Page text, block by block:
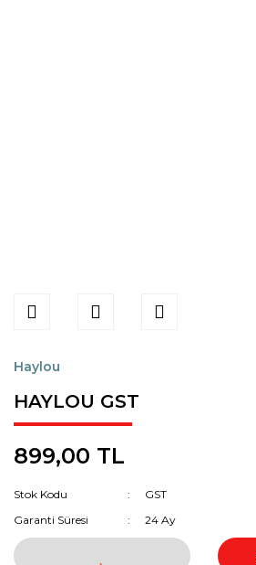
Haylou
HAYLOU GST
899,00 TL
Stok Kodu
GST
Garanti Süresi
24 Ay